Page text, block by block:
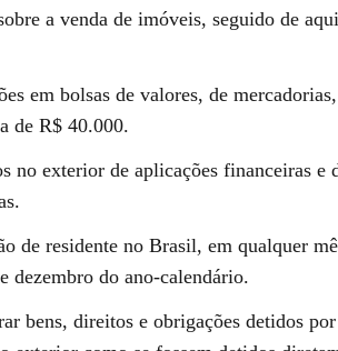
a venda de imóveis, seguido de
em bolsas de valores, de
de R$ 40.000.
no exterior de aplicações financeiras e
de residente no Brasil, em qualquer
dezembro do ano-calendário.
bens, direitos e obrigações detidos